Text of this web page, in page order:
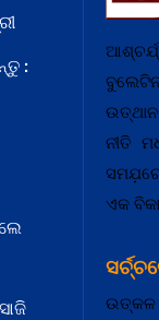
:
ନୀତି
ଏକ